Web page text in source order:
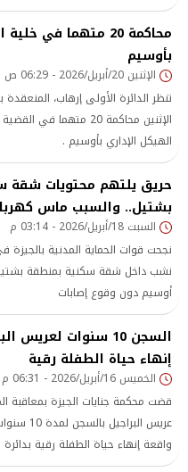
محاكمة 20 متهما في
بأوسيم
الإثنين 20/أبريل/2026 - 06:29 ص
تنظر الدائرة الأولى إرهاب،
الإثنين محاكمة 20 متهما
الهيكل الإداري بأوسيم .
حريق يلتهم محتويات
بشتيل.. والسبب ماس
السبت 18/أبريل/2026 - 03:14 م
نجحت قوات الحماية المدنية
نشب داخل شقة سكنية بمنطقة
أوسيم دون وقوع إصابات
السجن 10 سنوات
إنهاء حياة الطفلة رقية
الخميس 16/أبريل/2026 - 06:31 م
قضت محكمة جنايات الجيزة بمعاقبة
عريس
واقعة إنهاء حياة الطفلة رقية